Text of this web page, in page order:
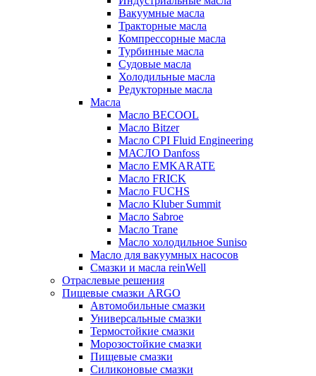
Вакуумные масла
Тракторные масла
Компрессорные масла
Турбинные масла
Судовые масла
Холодильные масла
Редукторные масла
Масла
Масло BECOOL
Масло Bitzer
Масло CPI Fluid Engineering
МАСЛО Danfoss
Масло EMKARATE
Масло FRICK
Масло FUCHS
Масло Kluber Summit
Масло Sabroe
Масло Trane
Масло холодильное Suniso
Масло для вакуумных насосов
Смазки и масла reinWell
Отраслевые решения
Пищевые смазки ARGO
Автомобильные смазки
Универсальные смазки
Термостойкие смазки
Морозостойкие смазки
Пищевые смазки
Силиконовые смазки